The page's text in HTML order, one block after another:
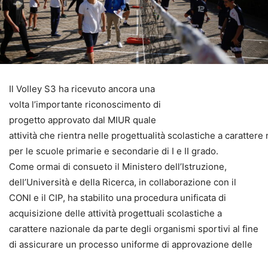
Il Volley S3 ha ricevuto ancora una
volta l’importante riconoscimento di
progetto approvato dal MIUR quale
attività che rientra nelle progettualità scolastiche a carattere
per le scuole primarie e secondarie di I e II grado.
Come ormai di consueto il Ministero dell’Istruzione,
dell’Università e della Ricerca, in collaborazione con il
CONI e il CIP, ha stabilito una procedura unificata di
acquisizione delle attività progettuali scolastiche a
carattere nazionale da parte degli organismi sportivi al fine
di assicurare un processo uniforme di approvazione delle